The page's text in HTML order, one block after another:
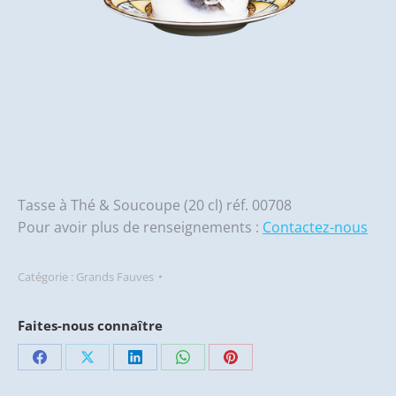
Tasse à Thé & Soucoupe (20 cl) réf. 00708
Pour avoir plus de renseignements : Contactez-nous
Catégorie : Grands Fauves
Faites-nous connaître
PartagerPartagerPartagerPartagerPartager